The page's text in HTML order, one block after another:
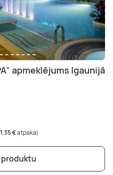
apmeklējums Igaunijā
€atpakaļ